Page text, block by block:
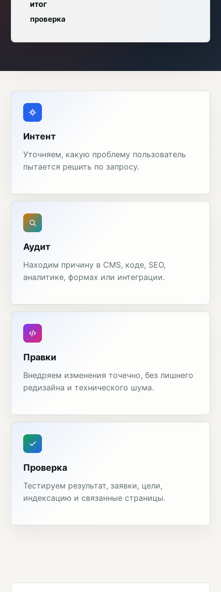
ИТОГ
проверка
Интент
Уточняем, какую проблему пользователь
пытается решить по запросу.
Аудит
Находим причину в CMS, коде, SEO,
аналитике, формах или интеграции.
Правки
Внедряем изменения точечно, без лишнего
редизайна и технического шума.
Проверка
Тестируем результат, заявки, цели,
индексацию и связанные страницы.